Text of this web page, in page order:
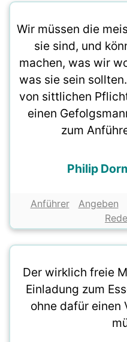
Wir müssen die
sie sind, und
machen, was wir
was sie sein
von sittlichen
einen
zum
Philip
Anführer Angeben
Rede
Der wirklich freie
Einladung zum
ohne dafür einen